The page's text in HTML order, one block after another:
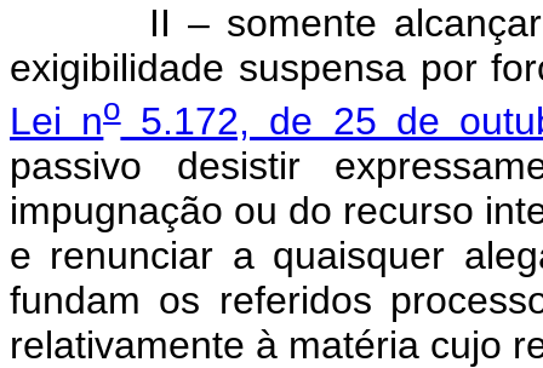
II – somente alcançará
exigibilidade suspensa por
Lei no5.172, de 25 de
passivo desistir
impugnação ou do recurso
e renunciar a quaisquer
fundam os referidos
relativamente à matéria cujo